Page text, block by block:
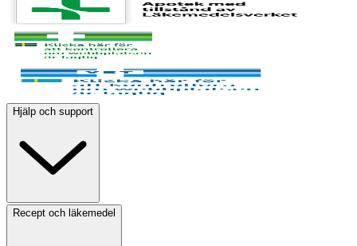
Hjälp och support
Recept och läkemedel